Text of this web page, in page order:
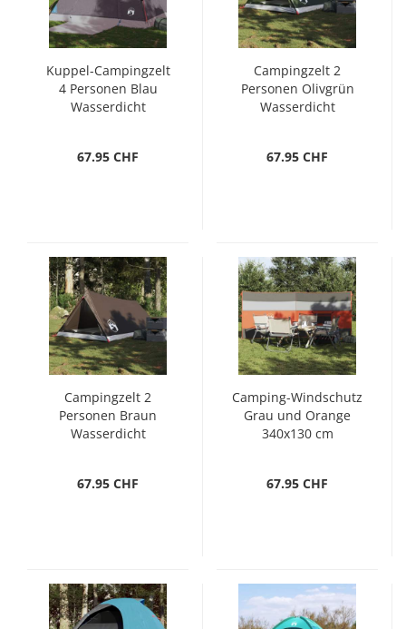
Kuppel-Campingzelt
4 Personen Blau
Wasserdicht
67.95 CHF
Campingzelt 2
Personen Olivgrün
Wasserdicht
67.95 CHF
Campingzelt 2
Personen Braun
Wasserdicht
67.95 CHF
Camping-Windschutz
Grau und Orange
340x130 cm
67.95 CHF